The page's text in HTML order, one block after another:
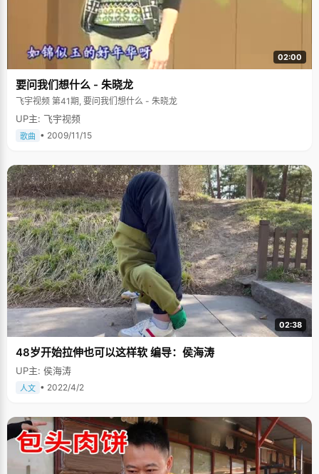
02:00
要问我们想什么 - 朱晓龙
飞宇视频 第41期, 要问我们想什么 - 朱晓龙
UP主: 飞宇视频
歌曲 • 2009/11/15
02:38
48岁开始拉伸也可以这样软 编导：侯海涛
UP主: 侯海涛
人文 • 2022/4/2